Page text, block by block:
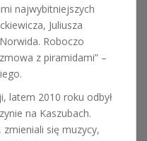
najwybitniejszych
Juliusza
Roboczo
z piramidami” –
latem 2010 roku odbył
na Kaszubach.
zmieniali się muzycy,